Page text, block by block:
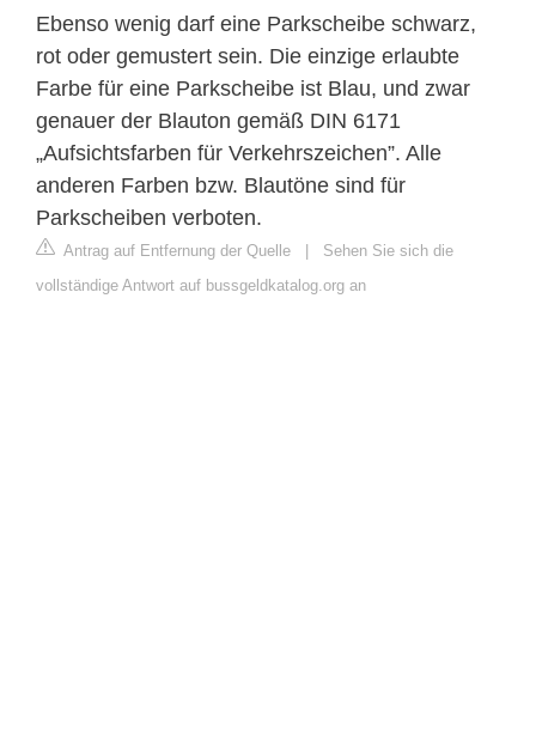
Ebenso wenig darf eine Parkscheibe schwarz,
rot oder gemustert sein. Die einzige erlaubte
Farbe für eine Parkscheibe ist Blau, und zwar
genauer der Blauton gemäß DIN 6171
„Aufsichtsfarben für Verkehrszeichen”. Alle
anderen Farben bzw. Blautöne sind für
Parkscheiben verboten.
Antrag auf Entfernung der Quelle
Sehen Sie sich die
vollständige Antwort auf bussgeldkatalog.org an